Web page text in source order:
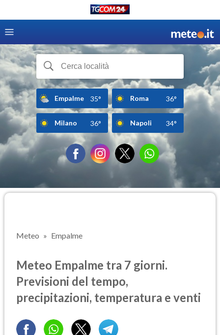
Empalme 35° Roma 36°
Milano 36° Napoli 34°
Meteo Empalme
Meteo Empalme tra 7 giorni.
Previsioni del tempo,
precipitazioni, temperatura e venti